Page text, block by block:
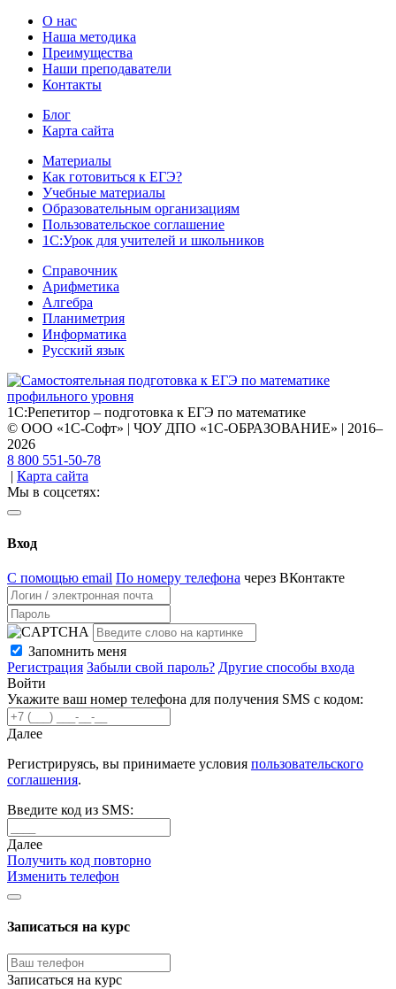
О нас
Наша методика
Преимущества
Наши преподаватели
Контакты
Блог
Карта сайта
Материалы
Как готовиться к ЕГЭ?
Учебные материалы
Образовательным организациям
Пользовательское соглашение
1С:Урок для учителей и школьников
Справочник
Арифметика
Алгебра
Планиметрия
Информатика
Русский язык
1С:Репетитор – подготовка к ЕГЭ по математике
© ООО «1С-Софт» | ЧОУ ДПО «1С-ОБРАЗОВАНИЕ» | 2016–
2026
8 800 551-50-78
| Карта сайта
Мы в соцсетях:
Вход
С помощью email По номеру телефона через ВКонтакте
Запомнить меня
Регистрация Забыли свой пароль? Другие способы входа
Войти
Укажите ваш номер телефона для получения SMS с кодом:
Далее
Регистрируясь, вы принимаете условия пользовательского
соглашения.
Введите код из SMS:
Далее
Получить код повторно
Изменить телефон
Записаться на курс
Записаться на курс